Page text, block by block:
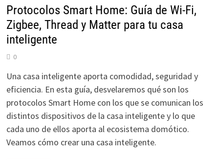
Protocolos Smart Home: Guía de Wi-Fi,
Zigbee, Thread y Matter para tu casa
inteligente
0
Una casa inteligente aporta comodidad, seguridad y
eficiencia. En esta guía, desvelaremos qué son los
protocolos Smart Home con los que se comunican los
distintos dispositivos de la casa inteligente y lo que
cada uno de ellos aporta al ecosistema domótico.
Veamos cómo crear una casa inteligente.